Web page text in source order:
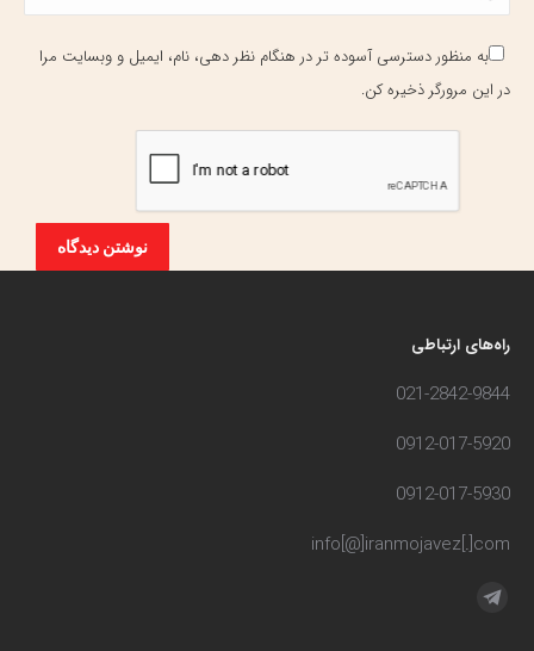
به منظور دسترسی آسوده تر در هنگام نظر دهی، نام، ایمیل و وبسایت مرا
در این مرورگر ذخیره کن.
نوشتن دیدگاه
راه‌های ارتباطی
021-2842-9844
0912-017-5920
0912-017-5930
info[@]iranmojavez[.]com
مارا در اینجا پیدا کنید: